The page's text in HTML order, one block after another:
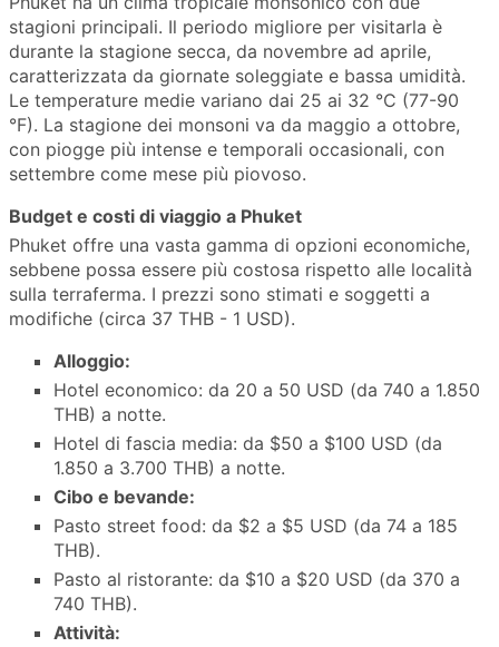
stagioni principali. Il periodo migliore per visitarla è
durante la stagione secca, da novembre ad aprile,
caratterizzata da giornate soleggiate e bassa umidità.
Le temperature medie variano dai 25 ai 32 °C (77-90
°F). La stagione dei monsoni va da maggio a ottobre,
con piogge più intense e temporali occasionali, con
settembre come mese più piovoso.
Budget e costi di viaggio a Phuket
Phuket offre una vasta gamma di opzioni economiche,
sebbene possa essere più costosa rispetto alle località
sulla terraferma. I prezzi sono stimati e soggetti a
modifiche (circa 37 THB - 1 USD).
Alloggio:
Hotel economico: da 20 a 50 USD (da 740 a 1.850
THB) a notte.
Hotel di fascia media: da $50 a $100 USD (da
1.850 a 3.700 THB) a notte.
Cibo e bevande:
Pasto street food: da $2 a $5 USD (da 74 a 185
THB).
Pasto al ristorante: da $10 a $20 USD (da 370 a
740 THB).
Attività: